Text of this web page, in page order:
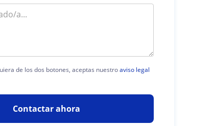
de los dos botones, aceptas nuestroaviso legal
Contactar ahora